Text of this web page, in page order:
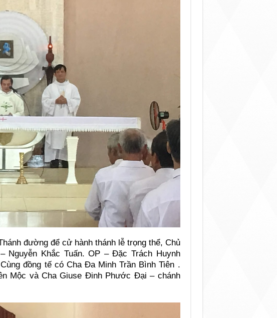
đường để cử hành thánh lễ trọng thể, Chủ
Nguyễn Khắc Tuấn. OP – Đặc Trách Huynh
đồng tế có Cha Đa Minh Trần Bình Tiên .
Mộc và Cha Giuse Đinh Phước Đại – chánh